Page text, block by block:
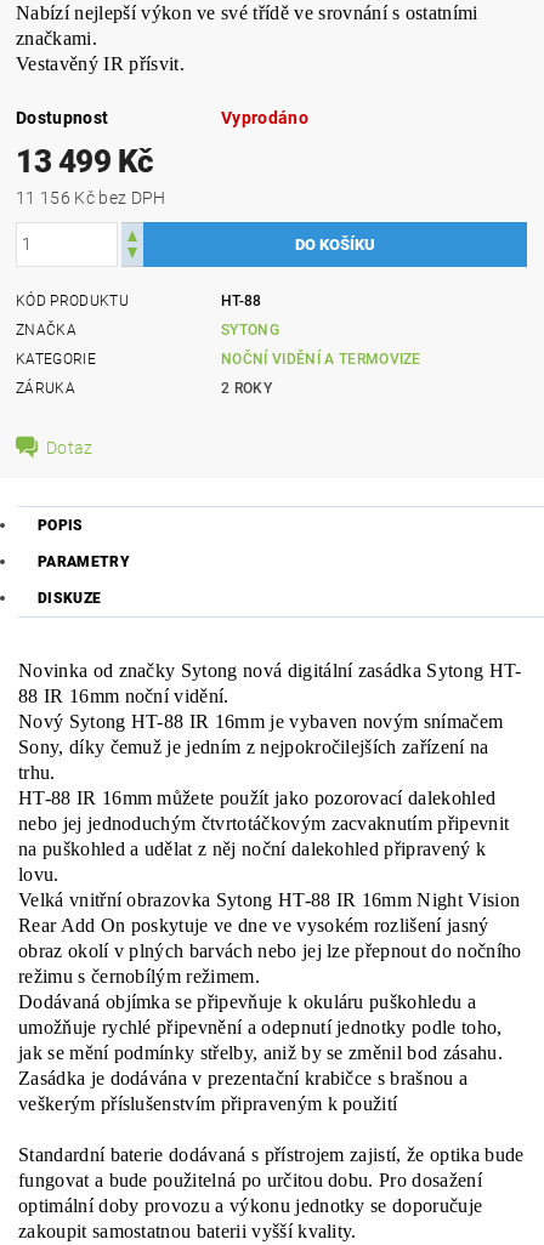
Nabízí nejlepší výkon ve své třídě ve srovnání s ostatními
značkami.
Vestavěný IR přísvit.
Dostupnost Vyprodáno
13 499 Kč
11 156 Kč bez DPH
KÓD PRODUKTU
HT-88
ZNAČKA
SYTONG
KATEGORIE
NOČNÍ VIDĚNÍ A TERMOVIZE
ZÁRUKA
2 ROKY
Dotaz
POPIS
PARAMETRY
DISKUZE
Novinka od značky Sytong nová digitální zasádka Sytong HT-
88 IR 16mm noční vidění.
Nový Sytong HT-88 IR 16mm je vybaven novým snímačem
Sony, díky čemuž je jedním z nejpokročilejších zařízení na
trhu.
HT-88 IR 16mm můžete použít jako pozorovací dalekohled
nebo jej jednoduchým čtvrtotáčkovým zacvaknutím připevnit
na puškohled a udělat z něj noční dalekohled připravený k
lovu.
Velká vnitřní obrazovka Sytong HT-88 IR 16mm Night Vision
Rear Add On poskytuje ve dne ve vysokém rozlišení jasný
obraz okolí v plných barvách nebo jej lze přepnout do nočního
režimu s černobílým režimem.
Dodávaná objímka se připevňuje k okuláru puškohledu a
umožňuje rychlé připevnění a odepnutí jednotky podle toho,
jak se mění podmínky střelby, aniž by se změnil bod zásahu.
Zasádka je dodávána v prezentační krabičce s brašnou a
veškerým příslušenstvím připraveným k použití
Standardní baterie dodávaná s přístrojem zajistí, že optika bude
fungovat a bude použitelná po určitou dobu. Pro dosažení
optimální doby provozu a výkonu jednotky se doporučuje
zakoupit samostatnou baterii vyšší kvality.